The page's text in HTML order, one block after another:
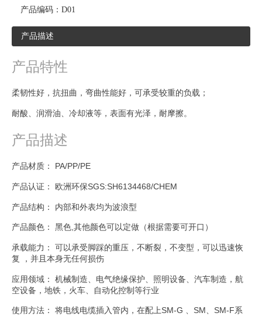
产品编码： D01
产品描述
产品特性
柔韧性好，抗扭曲，弯曲性能好，可承受较重的负载；
耐酸、润滑油、冷却液等，表面有光泽，耐摩擦。
产品描述
产品材质： PA/PP/PE
产品认证： 欧洲环保SGS:SH6134468/CHEM
产品结构： 内部和外表均为波浪型
产品颜色： 黑色,其他颜色可以定做（根据需要可开口）
承载能力： 可以承受脚踩的重压，不断裂，不变型，可以迅速恢
复 ，并且本身无任何损伤
应用领域： 机械制造、电气绝缘保护、照明设备、汽车制造，航
空设备，地铁，火车、自动化控制等行业
使用方法： 将电线电缆插入管内，在配上SM-G 、SM、SM-F系